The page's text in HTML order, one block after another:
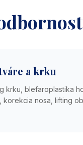
a krku
krku, blefaroplastika
nosa, lifting